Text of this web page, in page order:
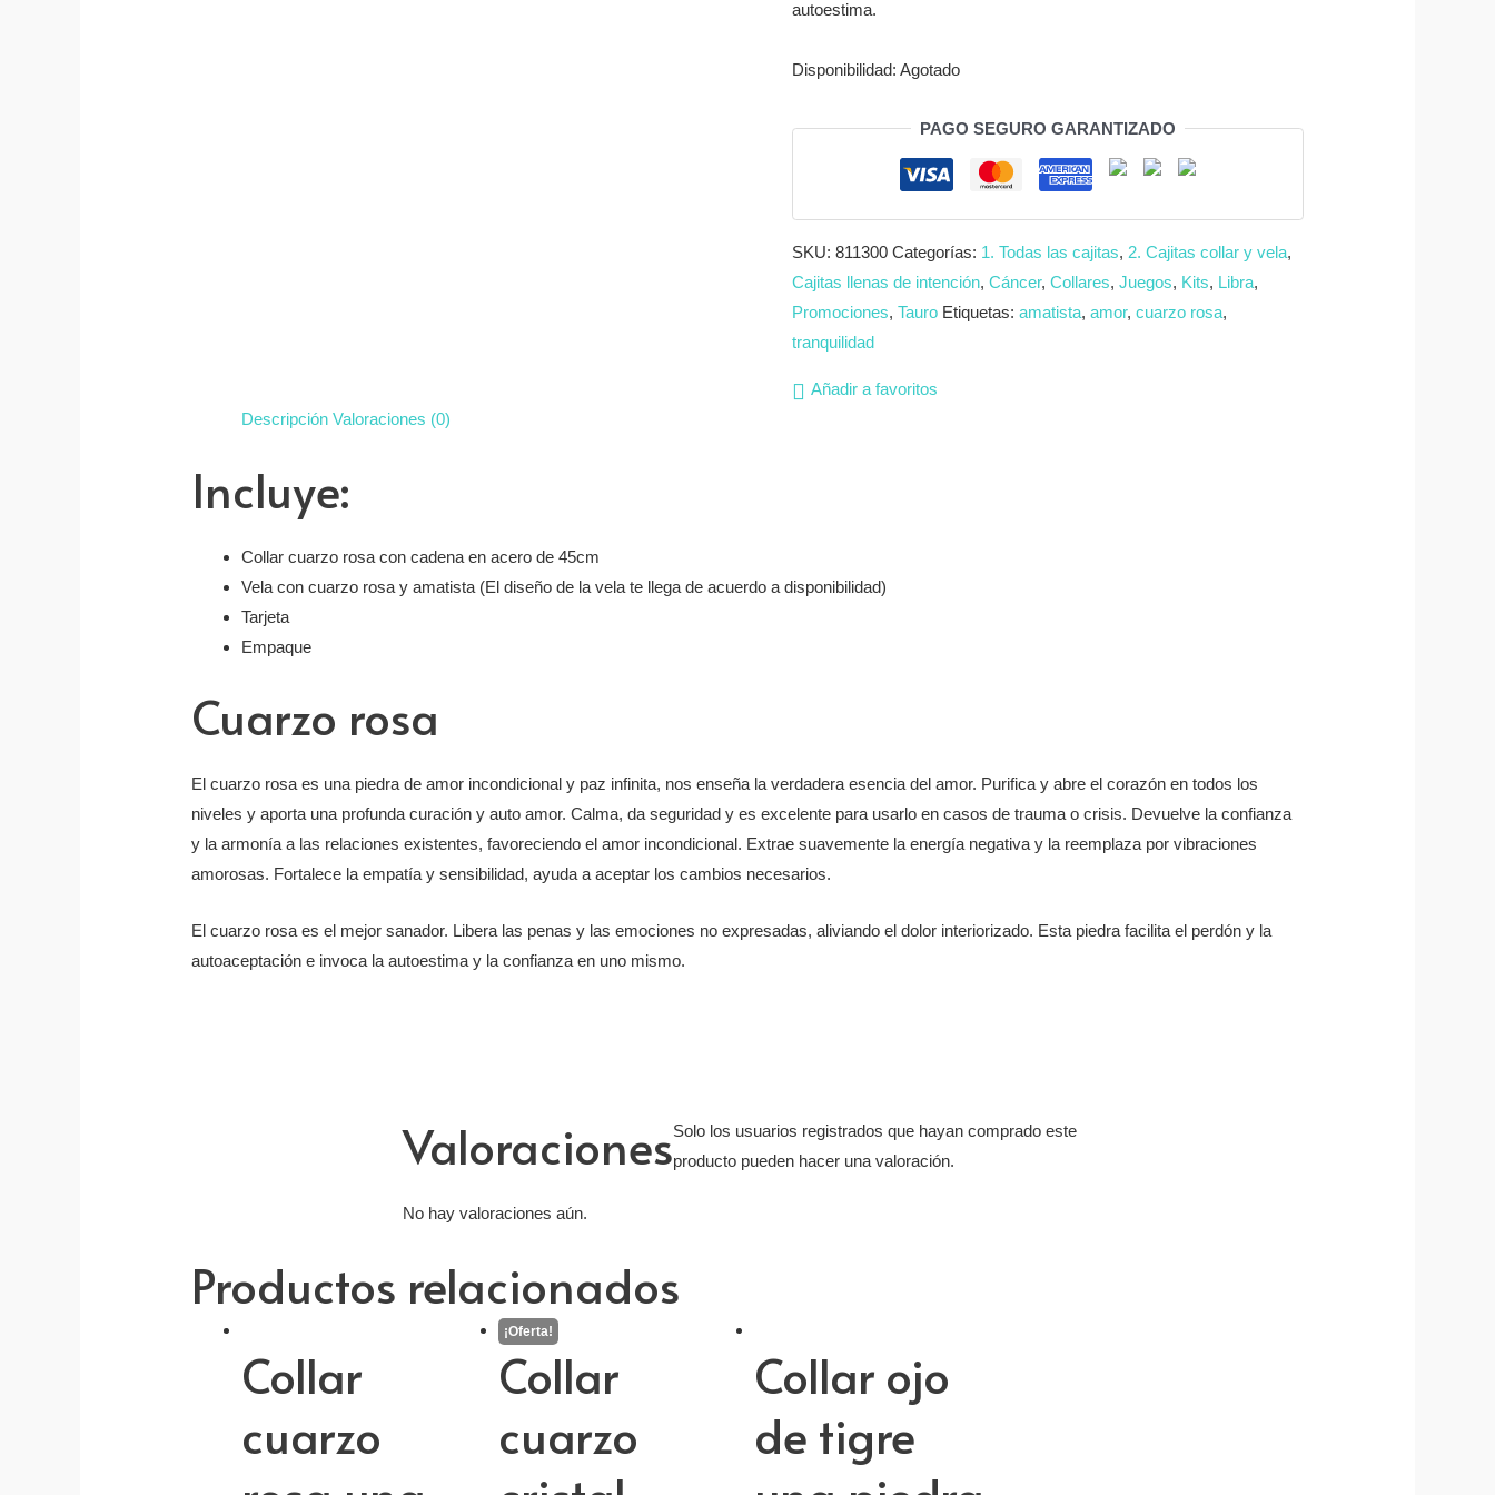
autoestima.
Disponibilidad: Agotado
PAGO SEGURO GARANTIZADO
SKU: 811300 Categorías: 1. Todas las cajitas, 2. Cajitas collar y vela,
Cajitas llenas de intención, Cáncer, Collares, Juegos, Kits, Libra,
Promociones, Tauro Etiquetas: amatista, amor, cuarzo rosa,
tranquilidad
Añadir a favoritos
Descripción Valoraciones (0)
Incluye:
Collar cuarzo rosa con cadena en acero de 45cm
Vela con cuarzo rosa y amatista (El diseño de la vela te llega de acuerdo a disponibilidad)
Tarjeta
Empaque
Cuarzo rosa
El cuarzo rosa es una piedra de amor incondicional y paz infinita, nos enseña la verdadera esencia del amor. Purifica y abre el corazón en todos los
niveles y aporta una profunda curación y auto amor. Calma, da seguridad y es excelente para usarlo en casos de trauma o crisis. Devuelve la confianza
y la armonía a las relaciones existentes, favoreciendo el amor incondicional. Extrae suavemente la energía negativa y la reemplaza por vibraciones
amorosas. Fortalece la empatía y sensibilidad, ayuda a aceptar los cambios necesarios.
El cuarzo rosa es el mejor sanador. Libera las penas y las emociones no expresadas, aliviando el dolor interiorizado. Esta piedra facilita el perdón y la
autoaceptación e invoca la autoestima y la confianza en uno mismo.
Valoraciones
No hay valoraciones aún.
Solo los usuarios registrados que hayan comprado este
producto pueden hacer una valoración.
Productos relacionados
Collar
cuarzo
Collar
cuarzo
Collar ojo
de tigre